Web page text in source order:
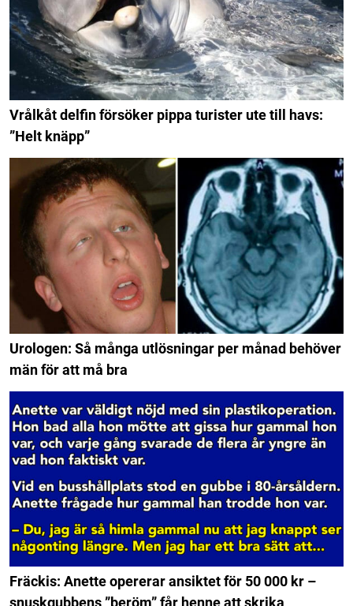
Vrålkåt delfin försöker pippa turister ute till havs:
”Helt knäpp”
Urologen: Så många utlösningar per månad behöver
män för att må bra
Fräckis: Anette opererar ansiktet för 50 000 kr –
snuskgubbens ”beröm” får henne att skrika